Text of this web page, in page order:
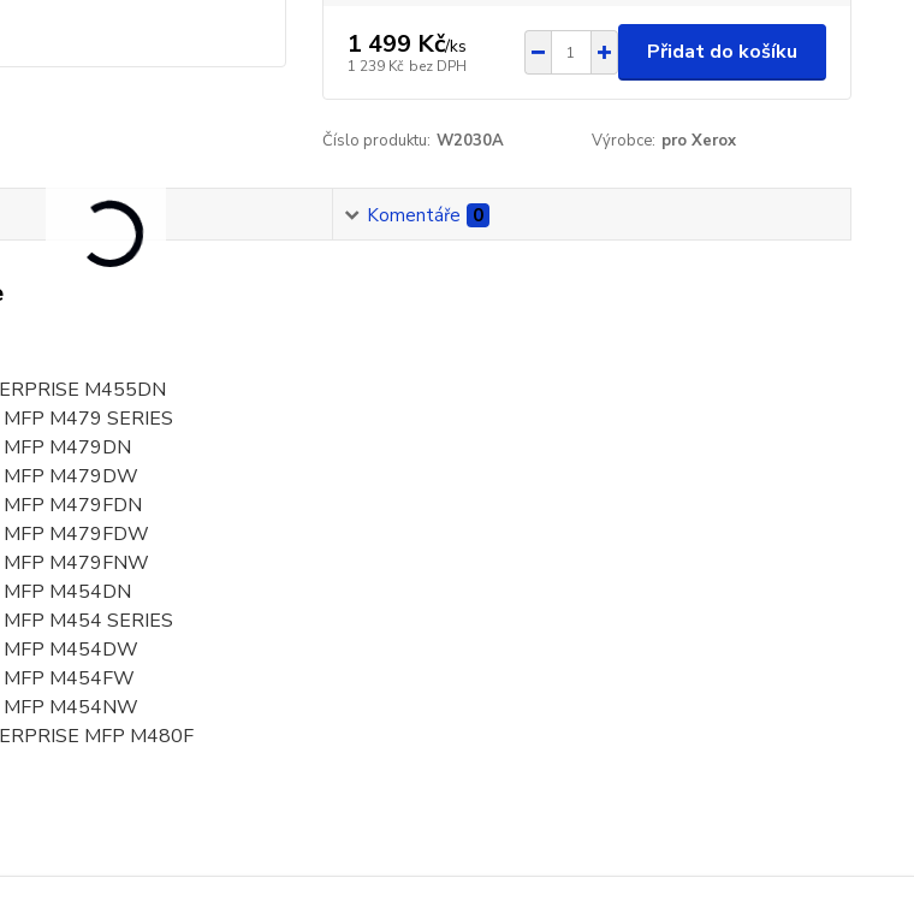
1 499 Kč/ks
1 239 Kč bez DPH
Přidat do košíku
Číslo produktu: W2030A Výrobce: pro Xerox
Komentáře 0
M455DN
M479 SERIES
MFP M479DN
MFP M479DW
MFP M479FDN
MFP M479FDW
MFP M479FNW
MFP M454DN
M454 SERIES
MFP M454DW
MFP M454FW
MFP M454NW
MFP M480F